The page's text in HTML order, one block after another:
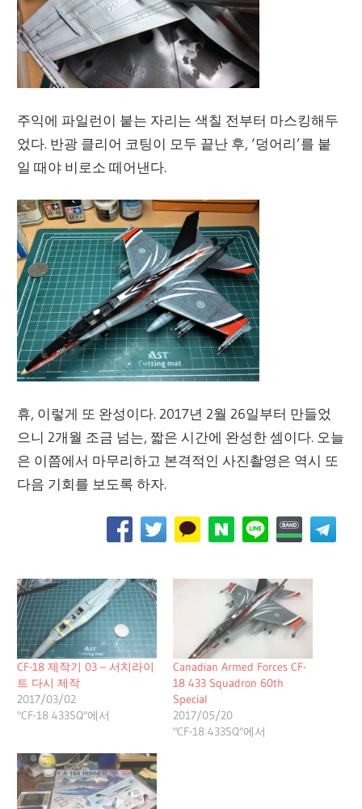
주익에 파일런이 붙는 자리는 색칠 전부터 마스킹해두
었다. 반광 클리어 코팅이 모두 끝난 후, ‘덩어리’를 붙
일 때야 비로소 떼어낸다.
휴, 이렇게 또 완성이다. 2017년 2월 26일부터 만들었
으니 2개월 조금 넘는, 짧은 시간에 완성한 셈이다. 오늘
은 이쯤에서 마무리하고 본격적인 사진촬영은 역시 또
다음 기회를 보도록 하자.
CF-18 제작기 03 – 서치라이
트 다시 제작
2017/03/02
"CF-18 433SQ"에서
Canadian Armed Forces CF-
18 433 Squadron 60th
Special
2017/05/20
"CF-18 433SQ"에서